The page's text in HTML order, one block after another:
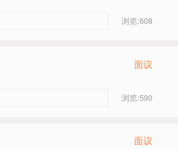
浏览:608
面议
浏览:590
面议